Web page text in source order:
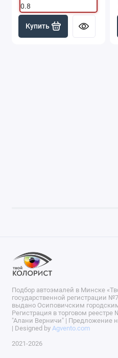
0.8
Купить
Подбор автоэмалей в Минске
государственной регистрации
выдано Осиповичским
Регистрация в торговом реестре
"Алани Верничи" | Предложение
| Designed by Agvento.com
2021-2026